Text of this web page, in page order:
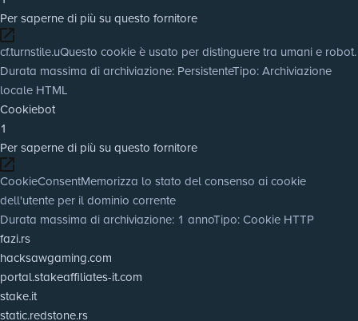
Per saperne di più su questo fornitore
cf.turnstile.uQuesto cookie è usato per distinguere tra umani e robot.
Durata massima di archiviazione: PersistenteTipo: Archiviazione
locale HTML
Cookiebot
1
Per saperne di più su questo fornitore
CookieConsentMemorizza lo stato del consenso ai cookie
dell'utente per il dominio corrente
Durata massima di archiviazione: 1 annoTipo: Cookie HTTP
fazi.rs
hacksawgaming.com
portal.stakeaffiliates-it.com
stake.it
static.redstone.rs